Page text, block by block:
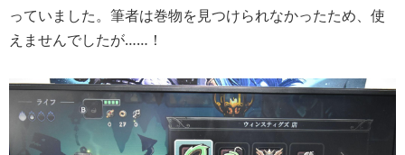
っていました。筆者は巻物を見つけられなかったため、使
えませんでしたが……！